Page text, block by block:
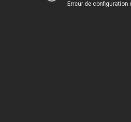
Erreur de configuration